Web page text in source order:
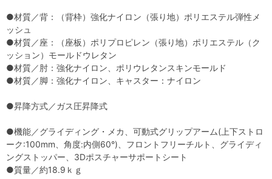
●材質／背：（背枠）強化ナイロン（張り地）ポリエステル弾性メ
ッシュ
●材質／座：（座板）ポリプロピレン（張り地）ポリエステル（ク
ッション）モールドウレタン
●材質／肘：強化ナイロン、ポリウレタンスキンモールド
●材質／脚：強化ナイロン、キャスター：ナイロン
●昇降方式／ガス圧昇降式
●機能／グライディング・メカ、可動式グリップアーム(上下ストロ
ーク:100mm、角度:内側60°)、フロントフリーチルト、グライディ
ングストッパー、3Dポスチャーサポートシート
●質量／約18.9ｋｇ